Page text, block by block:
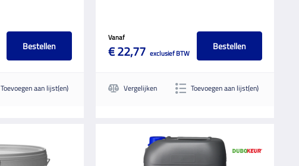
Bestellen
Toevoegen aan lijst(en)
Vanaf
€ 22,77 exclusief BTW
Bestellen
Vergelijken Toevoegen aan lijst(en)